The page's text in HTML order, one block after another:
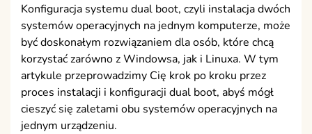
Konfiguracja systemu dual boot, czyli instalacja dwóch
systemów operacyjnych na jednym komputerze, może
być doskonałym rozwiązaniem dla osób, które chcą
korzystać zarówno z Windowsa, jak i Linuxa. W tym
artykule przeprowadzimy Cię krok po kroku przez
proces instalacji i konfiguracji dual boot, abyś mógł
cieszyć się zaletami obu systemów operacyjnych na
jednym urządzeniu.